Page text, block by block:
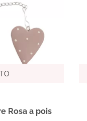
Rosa a pois